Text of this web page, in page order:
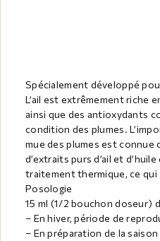
Spécialement développé
L’ail est extrêmement riche
ainsi que des antioxydants
condition des plumes.
mue des plumes est connue
d’extraits purs d’ail et
traitement thermique, ce
Posologie
15 ml (1/2 bouchon doseur)
– En hiver, période de
– En préparation de la